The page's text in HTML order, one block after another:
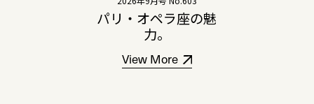
パリ・オペラ座の魅
力。
View More